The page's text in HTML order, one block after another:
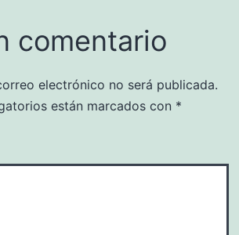
comentario
electrónico no será publicada.
están marcados con *